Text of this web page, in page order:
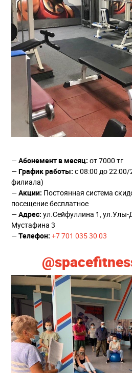
—Абонемент в месяц: от 7000 тг
—График работы: с 08:00 до
филиала)
—Акции: Постоянная система
посещение бесплатное
—Адрес: ул.Сейфуллина 1, ул.Улы-
Мустафина 3
—Телефон: +7 701 035 30 03